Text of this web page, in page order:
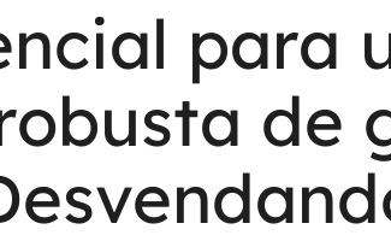
IA Generativa
Agentes de IA
Aceleradores de IA
RPA e
AI Day
para
de